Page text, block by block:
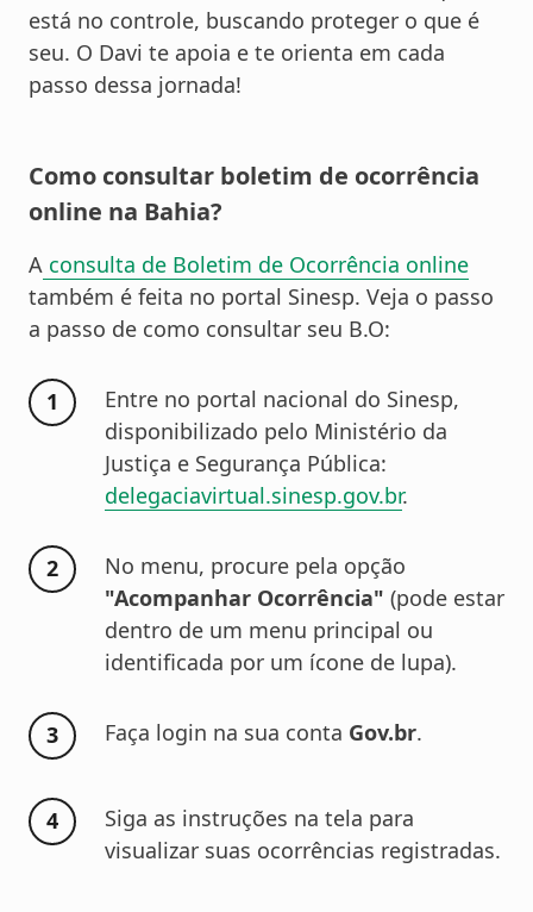
está no controle, buscando proteger o que é
seu. O Davi te apoia e te orienta em cada
passo dessa jornada!
Como consultar boletim de ocorrência
online na Bahia?
A consulta de Boletim de Ocorrência online
também é feita no portal Sinesp. Veja o passo
a passo de como consultar seu B.O:
Entre no portal nacional do Sinesp,
disponibilizado pelo Ministério da
Justiça e Segurança Pública:
delegaciavirtual.sinesp.gov.br.
No menu, procure pela opção
"Acompanhar Ocorrência" (pode estar
dentro de um menu principal ou
identificada por um ícone de lupa).
Faça login na sua conta Gov.br.
Siga as instruções na tela para
visualizar suas ocorrências registradas.